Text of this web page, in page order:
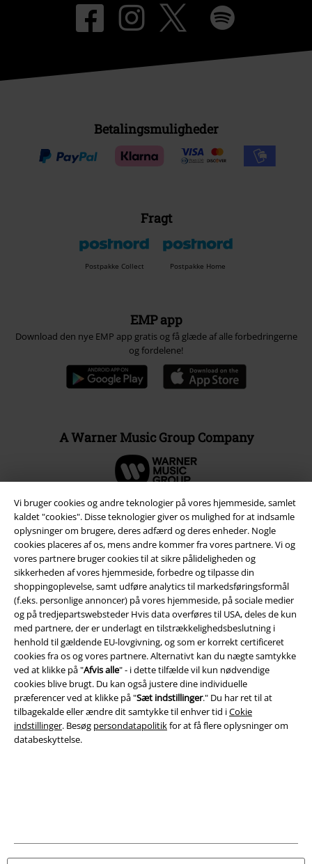
Vi bruger cookies og andre teknologier på vores hjemmeside, samlet
kaldet "cookies". Disse teknologier giver os mulighed for at indsamle
oplysninger om brugere, deres adfærd og deres enheder. Nogle
cookies placeres af os, mens andre kommer fra vores partnere. Vi og
vores partnere bruger cookies til at sikre pålideligheden og
sikkerheden af ​​vores hjemmeside, forbedre og tilpasse din
shoppingoplevelse, samt udføre analytics til markedsføringsformål
(f.eks. personlige annoncer) på vores hjemmeside, på sociale medier
og på tredjepartswebsteder Hvis data overføres til USA, deles de kun
med partnere, der er underlagt en tilstrækkelighedsbeslutning i
henhold til gældende EU-lovgivning, og som er korrekt certificeret
cookies fra os og vores partnere. Alternativt kan du nægte samtykke
ved at klikke på "Afvis alle" - i dette tilfælde vil kun nødvendige
cookies blive brugt. Du kan også justere dine individuelle
præferencer ved at klikke på "Sæt indstillinger." Du har ret til at
tilbagekalde eller ændre dit samtykke til enhver tid iCokie
indstillinger. Besøg persondatapolitikfor at få flere oplysninger om
databeskyttelse.
Betalingsmuligheder
Fragt
Postpakke Collect Postpakke Home
EMP app
Download den nye EMP app gratis og få glæde af alle forbedringerne
og fordelene!
A Warner Music Group Company
Juridisk
Salgs-, medlems- & leveringsbetingelser
Om EMP Danmark
Persondatapolitik